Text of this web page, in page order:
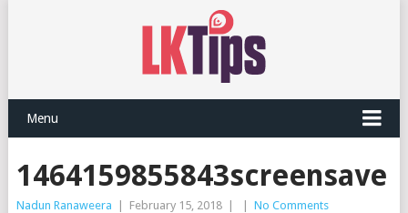
Menu
1464159855843screensave
Nadun Ranaweera February 15, 2018 No Comments